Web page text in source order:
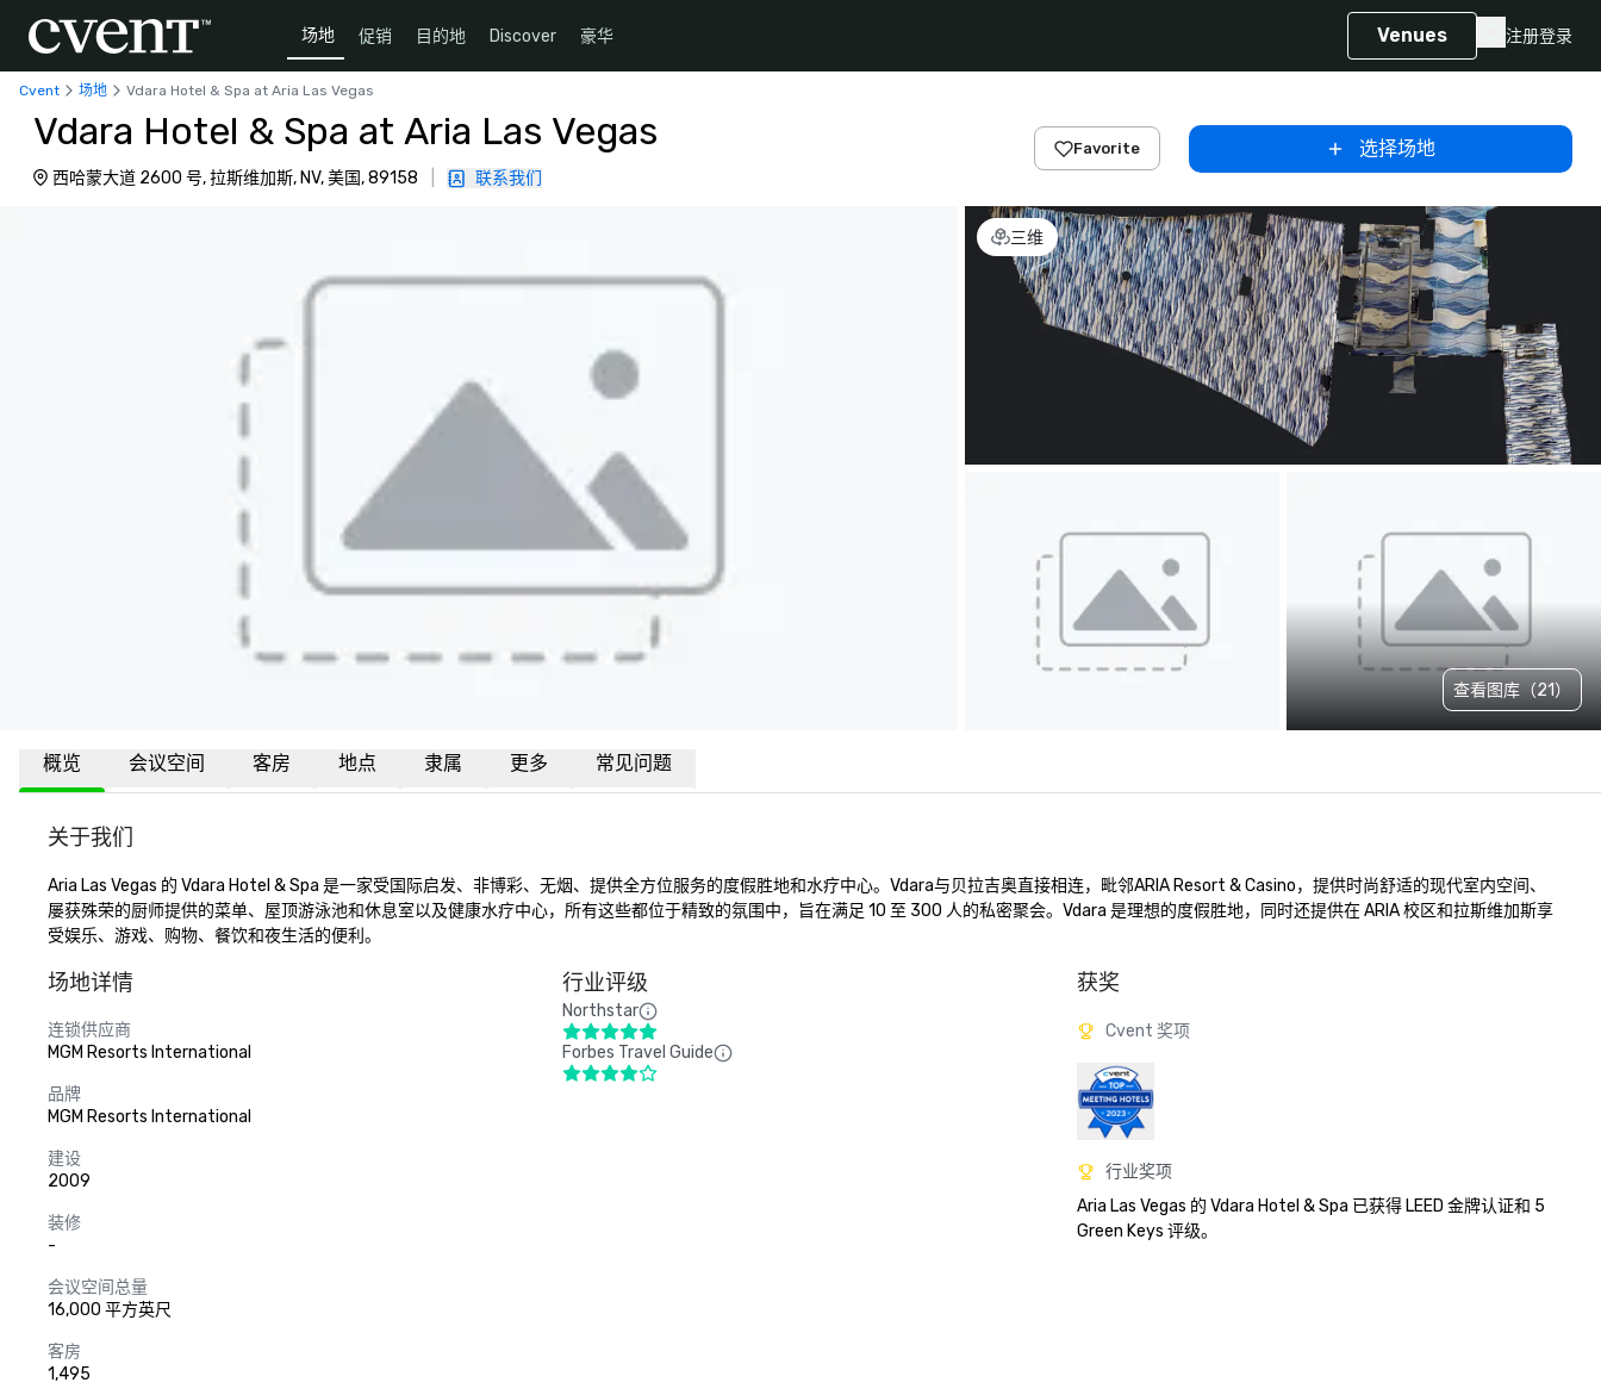
场地 促销 目的地 Discover 豪华 Venues 注册登录
Cvent 场地 Vdara Hotel & Spa at Aria Las Vegas
Vdara Hotel & Spa at Aria Las Vegas
西哈蒙大道 2600 号, 拉斯维加斯, NV, 美国, 89158 联系我们
Favorite 选择场地
三维
查看图库（21）
概览 会议空间 客房 地点 隶属 更多 常见问题
关于我们
Aria Las Vegas 的 Vdara Hotel & Spa 是一家受国际启发、非博彩、无烟、提供全方位服务的度假胜地和水疗中心。Vdara与贝拉吉奥直接相连，毗邻ARIA Resort & Casino，提供时尚舒适的现代室内空间、
屡获殊荣的厨师提供的菜单、屋顶游泳池和休息室以及健康水疗中心，所有这些都位于精致的氛围中，旨在满足 10 至 300 人的私密聚会。Vdara 是理想的度假胜地，同时还提供在 ARIA 校区和拉斯维加斯享
受娱乐、游戏、购物、餐饮和夜生活的便利。
场地详情
连锁供应商
MGM Resorts International
品牌
MGM Resorts International
建设
2009
装修
-
会议空间总量
16,000 平方英尺
客房
1,495
行业评级
Northstar
Forbes Travel Guide
获奖
Cvent 奖项
行业奖项
Aria Las Vegas 的 Vdara Hotel & Spa 已获得 LEED 金牌认证和 5
Green Keys 评级。